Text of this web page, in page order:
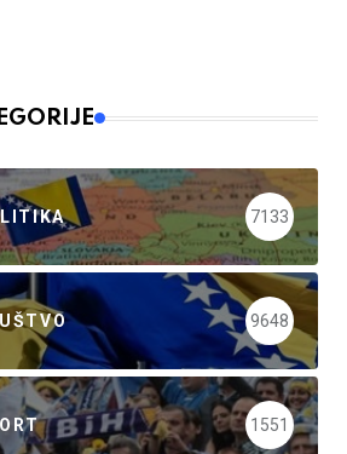
7133
9648
1551